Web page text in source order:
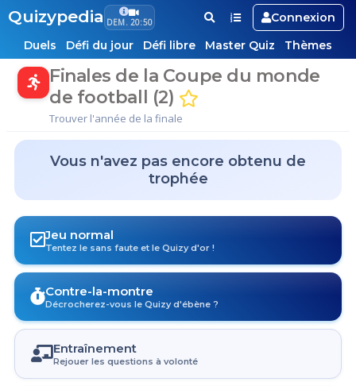
Quizypedia DEM. 20:50
Connexion
Duels
Défi du jour Défi libre Master Quiz Thèmes
Finales de la Coupe du monde
de football (2)
Trouver l'année de la finale
Vous n'avez pas encore obtenu de
trophée
Jeu normal
Tentez le sans faute et le Quizy d'or !
Contre-la-montre
Décrocherez-vous le Quizy d'ébène ?
Entraînement
Rejouer les questions à volonté